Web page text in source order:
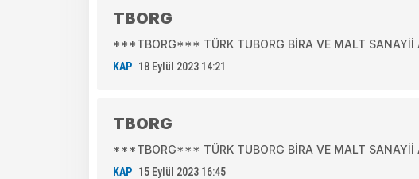
TBORG
***TBORG*** TÜRK TUBORG BİRA VE MALT SANAYİİ
KAP 18 Eylül 2023 14:21
TBORG
***TBORG*** TÜRK TUBORG BİRA VE MALT
KAP 15 Eylül 2023 16:45